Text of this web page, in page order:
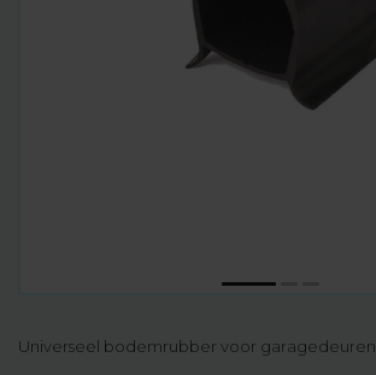
Universeel bodemrubber voor garagedeuren